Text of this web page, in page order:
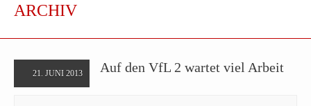
ARCHIV
21. JUNI 2013 Auf den VfL 2 wartet viel Arbeit